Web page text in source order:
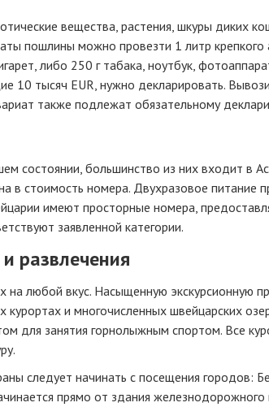
вещества, растения, шкуры диких
пошлины можно провезти 1 литр крепкого
либо 250 г табака, ноутбук,
10 тысяч EUR, нужно декларировать.
также подлежат обязательному
состоянии, большинство из них входит в
в стоимость номера. Двухразовое питание
имеют просторные номера,
заявленной категории.
развлечения
на любой вкус. Насыщенную экскурсионную
и многочисленных швейцарских
для занятия горнолыжным спортом. Все
следует начинать с посещения городов:
прямо от здания железнодорожного